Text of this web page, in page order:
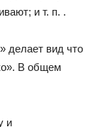
и т. п. .
делает вид что
В общем
и